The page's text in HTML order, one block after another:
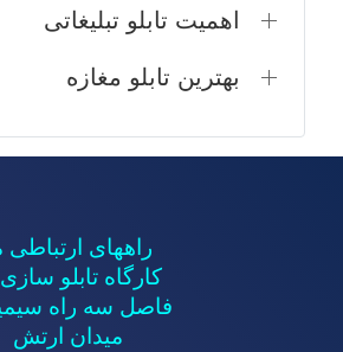
اهمیت تابلو تبلیغاتی
بهترین تابلو مغازه
راههای ارتباطی
کارگاه تابلو
فاصل سه راه
میدان ارتش